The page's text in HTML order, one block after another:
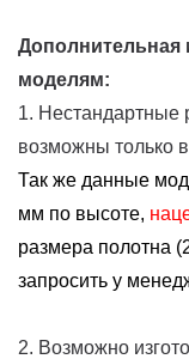
моделям:
1.
возможны только
Так же данные
мм по высоте,
размера полотна
запросить у
2. Возможно